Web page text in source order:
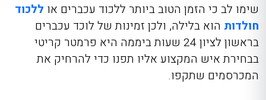
שימו לב כי הזמן הטוב ביותר ללכוד עכברים או ללכוד
חולדות הוא בלילה, ולכן זמינות של לוכד עכברים
בראשון לציון 24 שעות ביממה היא פרמטר קריטי
בבחירת איש המקצוע אליו תפנו כדי להרחיק את
המכרסמים שתקפו.